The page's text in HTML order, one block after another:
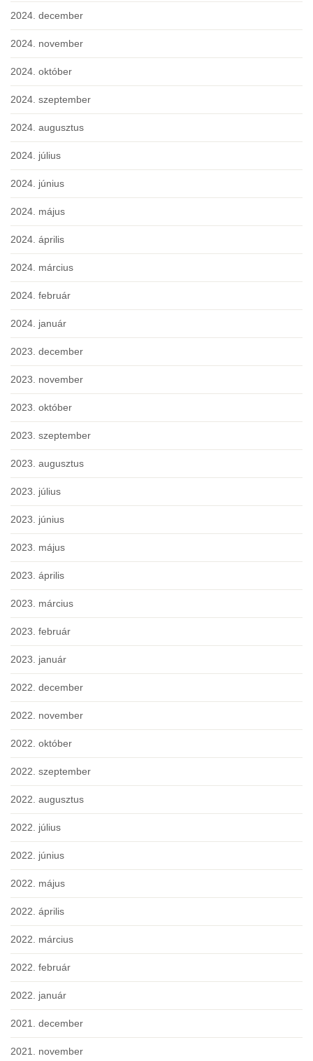
2024. december
2024. november
2024. október
2024. szeptember
2024. augusztus
2024. július
2024. június
2024. május
2024. április
2024. március
2024. február
2024. január
2023. december
2023. november
2023. október
2023. szeptember
2023. augusztus
2023. július
2023. június
2023. május
2023. április
2023. március
2023. február
2023. január
2022. december
2022. november
2022. október
2022. szeptember
2022. augusztus
2022. július
2022. június
2022. május
2022. április
2022. március
2022. február
2022. január
2021. december
2021. november